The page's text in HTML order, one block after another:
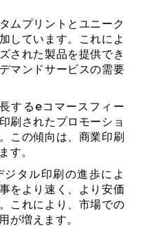
ムプリントとユニーク
しています。これによ
された製品を提供でき
マンドサービスの需要
長するeコマースフィー
刷されたプロモーショ
この傾向は、商業印刷
す。
ジタル印刷の進歩によ
をより速く、より安価
これにより、市場での
が増えます。